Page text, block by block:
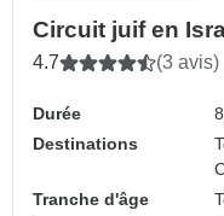
Circuit juif en
4.7 (3 avis)
Durée
Destinations
Tranche d'âge